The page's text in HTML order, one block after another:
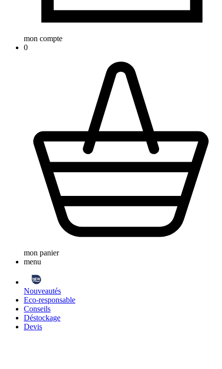
mon compte
0
mon panier
menu
Nouveautés
Eco-responsable
Conseils
Déstockage
Devis